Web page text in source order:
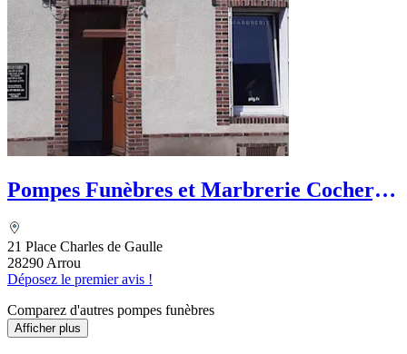
Pompes Funèbres et Marbrerie Cochery -
21 Place Charles de Gaulle
28290 Arrou
Déposez le premier avis !
Comparez d'autres pompes funèbres
Afficher plus